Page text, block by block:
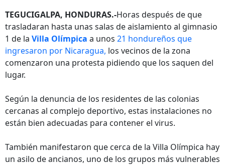
TEGUCIGALPA, HONDURAS.-Horas después de que
trasladaran hasta unas salas de aislamiento al gimnasio
1 de la Villa Olímpica a unos 21 hondureños que
ingresaron por Nicaragua, los vecinos de la zona
comenzaron una protesta pidiendo que los saquen del
lugar.
Según la denuncia de los residentes de las colonias
cercanas al complejo deportivo, estas instalaciones no
están bien adecuadas para contener el virus.
También manifestaron que cerca de la Villa Olímpica hay
un asilo de ancianos, uno de los grupos más vulnerables